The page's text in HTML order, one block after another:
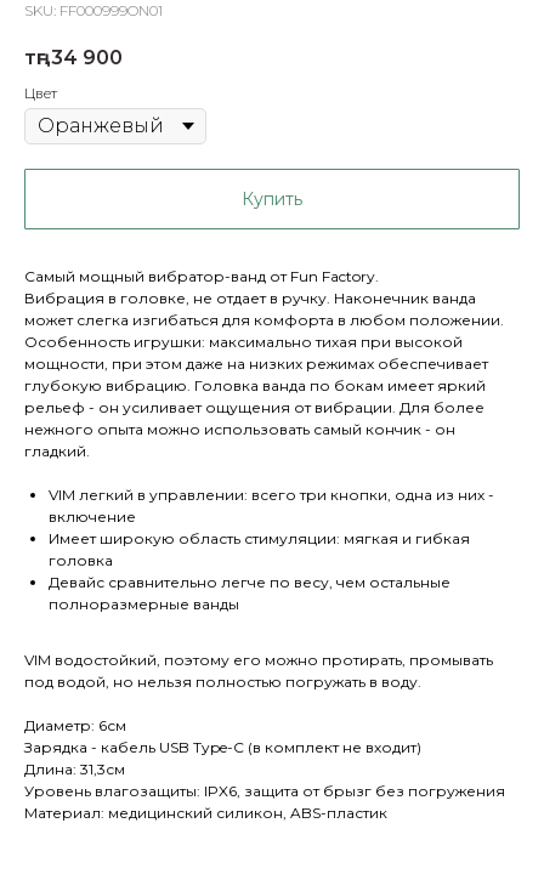
SKU: FF000999ON01
тңг.34 900
Цвет
Купить
Самый мощный вибратор-ванд от Fun Factory.
Вибрация в головке, не отдает в ручку. Наконечник ванда
может слегка изгибаться для комфорта в любом положении.
Особенность игрушки: максимально тихая при высокой
мощности, при этом даже на низких режимах обеспечивает
глубокую вибрацию. Головка ванда по бокам имеет яркий
рельеф - он усиливает ощущения от вибрации. Для более
нежного опыта можно использовать самый кончик - он
гладкий.
VIM легкий в управлении: всего три кнопки, одна из них -
включение
Имеет широкую область стимуляции: мягкая и гибкая
головка
Девайс сравнительно легче по весу, чем остальные
полноразмерные ванды
VIM водостойкий, поэтому его можно протирать, промывать
под водой, но нельзя полностью погружать в воду.
Диаметр: 6см
Зарядка - кабель USB Type-C (в комплект не входит)
Длина: 31,3см
Уровень влагозащиты: IPX6, защита от брызг без погружения
Материал: медицинский силикон, ABS-пластик